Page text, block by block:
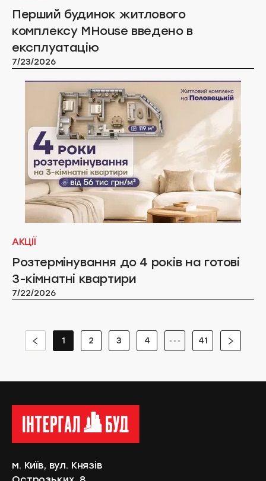
Перший будинок житлового
комплексу MHouse введено в
експлуатацію
7/23/2026
АКЦІЇ
Розтермінування до 4 років на готові
3-кімнатні квартири
7/22/2026
1 2 3 4 ••• 41
м. Київ, вул. Князів